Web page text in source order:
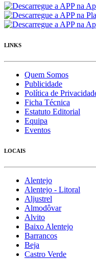
LINKS
Quem Somos
Publicidade
Política de
Ficha Técnica
Estatuto Editorial
Equipa
Eventos
LOCAIS
Alentejo
Alentejo - Litoral
Aljustrel
Almodôvar
Alvito
Baixo Alentejo
Barrancos
Beja
Castro Verde